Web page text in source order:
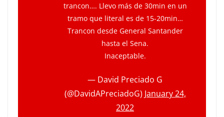
trancon…. Llevo más de 30min en un
tramo que literal es de 15-20min…
Trancon desde General Santander
hasta el Sena.
Inaceptable.
— David Preciado G
(@DavidAPreciadoG) January 24,
2022